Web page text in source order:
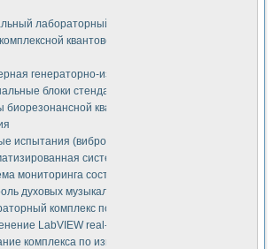
лабораторный стенд "Сигнал-USB"
квантовой терапии Интроскан
генераторно-измерительная система
блоки стенда "Сигнал-USB"
биорезонансной квантовой терапии серии СКАН
испытания (виброакустика, тензометрия и т.п.)
система измерения параметров
мониторинга состояния тяговых
духовых музыкальных инструментов
комплекс по исследованию элементной
LabVIEW real-time module для
комплекса по измерению скорости подвижного